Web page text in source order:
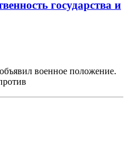
государства и
военное положение.